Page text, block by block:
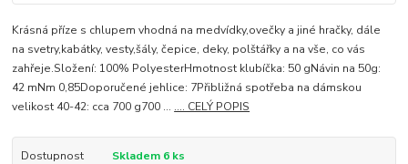
Krásná příze s chlupem vhodná na medvídky,ovečky a jiné hračky, dále
na svetry,kabátky, vesty,šály, čepice, deky, polštářky a na vše, co vás
zahřeje.Složení: 100% PolyesterHmotnost klubíčka: 50 gNávin na 50g:
42 mNm 0,85Doporučené jehlice: 7Přibližná spotřeba na dámskou
velikost 40-42: cca 700 g700 ... .... CELÝ POPIS
Dostupnost Skladem 6 ks